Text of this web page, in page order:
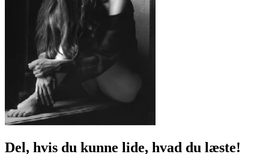
Del, hvis du kunne lide, hvad du læste!